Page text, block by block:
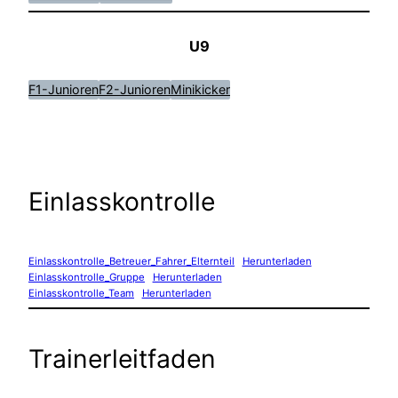
U9
F1-JuniorenF2-JuniorenMinikicker
Einlasskontrolle
Einlasskontrolle_Betreuer_Fahrer_Elternteil
Herunterladen
Einlasskontrolle_Gruppe
Herunterladen
Einlasskontrolle_Team
Herunterladen
Trainerleitfaden